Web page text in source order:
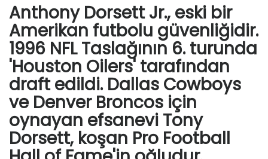
Anthony Dorsett Jr., eski bir
Amerikan futbolu güvenliğidir.
1996 NFL Taslağının 6. turunda
'Houston Oilers' tarafından
draft edildi. Dallas Cowboys
ve Denver Broncos için
oynayan efsanevi Tony
Dorsett, koşan Pro Football